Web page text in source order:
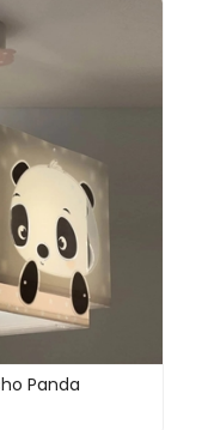
Panda